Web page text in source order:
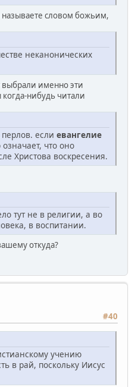
называете словом божьим,
неканонических
выбрали именно эти
нибудь читали
если евангелие
означает, что оно
Христова воскресения.
тут не в религии, а во
в воспитании.
откуда?
#40
учению
в рай, поскольку Иисус